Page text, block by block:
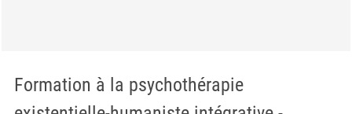
Formation à la psychothérapie